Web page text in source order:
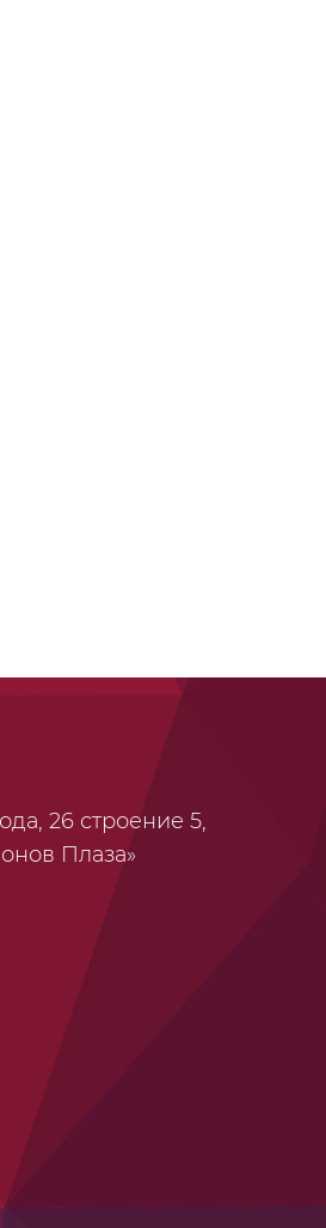
26 строение 5,
Плаза»